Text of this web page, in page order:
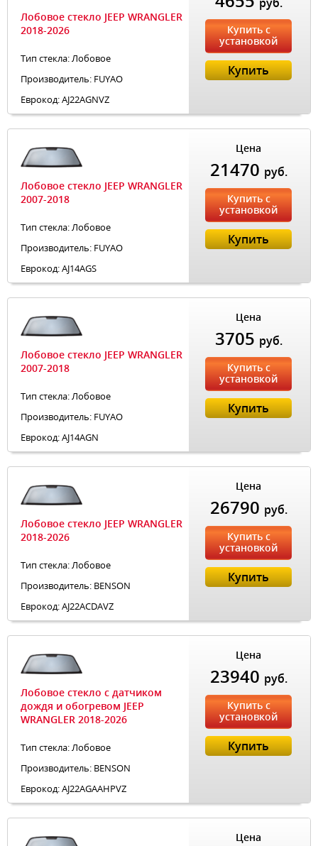
Лобовое стекло JEEP WRANGLER
2018-2026
Тип стекла: Лобовое
Производитель: FUYAO
Еврокод: AJ22AGNVZ
Купить с
установкой
Купить
Лобовое стекло JEEP WRANGLER
2007-2018
Тип стекла: Лобовое
Производитель: FUYAO
Еврокод: AJ14AGS
Цена
21470 руб.
Купить с
установкой
Купить
Лобовое стекло JEEP WRANGLER
2007-2018
Тип стекла: Лобовое
Производитель: FUYAO
Еврокод: AJ14AGN
Цена
3705 руб.
Купить с
установкой
Купить
Лобовое стекло JEEP WRANGLER
2018-2026
Тип стекла: Лобовое
Производитель: BENSON
Еврокод: AJ22ACDAVZ
Цена
26790 руб.
Купить с
установкой
Купить
Лобовое стекло с датчиком
дождя и обогревом JEEP
WRANGLER 2018-2026
Тип стекла: Лобовое
Производитель: BENSON
Еврокод: AJ22AGAAHPVZ
Цена
23940 руб.
Купить с
установкой
Купить
Цена